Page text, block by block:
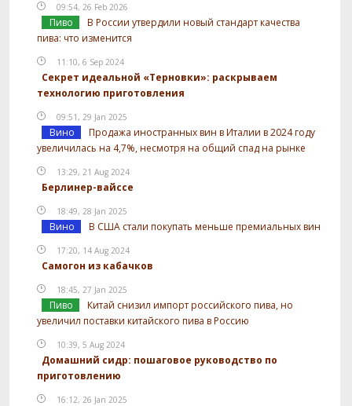
09:54, 26 Feb 2026
Пиво
В России утвердили новый стандарт качества
пива: что изменится
11:10, 6 Sep 2024
Секрет идеальной «Терновки»: раскрываем
технологию приготовления
09:51, 29 Jan 2025
Вино
Продажа иностранных вин в Италии в 2024 году
увеличилась на 4,7%, несмотря на общий спад на рынке
13:29, 21 Aug 2024
Берлинер-вайссе
18:49, 28 Jan 2025
Вино В США стали покупать меньше премиальных вин
17:20, 14 Aug 2024
Самогон из кабачков
18:45, 27 Jan 2025
Пиво
Китай снизил импорт российского пива, но
увеличил поставки китайского пива в Россию
10:39, 5 Aug 2024
Домашний сидр: пошаговое руководство по
приготовлению
16:12, 26 Jan 2025